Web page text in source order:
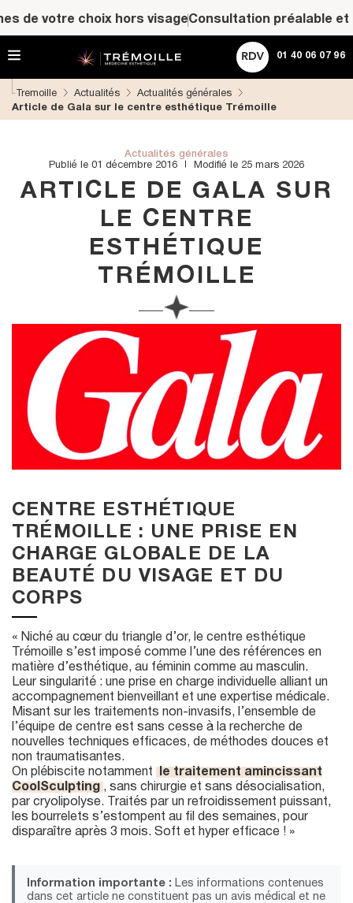
l
l
d
votre choix hors visageConsultation préalable et
01 40 06 07 96
ACHETER UNE CARTE CADEAU
Tremoille Actualités
Actualités générales
Article de Gala sur le centre esthétique Trémoille
ARTICLE DE GALA SUR
LE CENTRE
ESTHÉTIQUE
TRÉMOILLE
Publié le 01 décembre 2016 Modifié le 25 mars 2026
Actualités générales
CENTRE ESTHÉTIQUE
TRÉMOILLE : UNE PRISE EN
CHARGE GLOBALE DE LA
BEAUTÉ DU VISAGE ET DU
CORPS
« Niché au cœur du triangle d’or, le centre esthétique
Trémoille s’est imposé comme l’une des références en
matière d’esthétique, au féminin comme au masculin.
Leur singularité : une prise en charge individuelle alliant un
accompagnement bienveillant et une expertise médicale.
Misant sur les traitements non-invasifs, l’ensemble de
l’équipe de centre est sans cesse à la recherche de
nouvelles techniques efficaces, de méthodes douces et
non traumatisantes.
On plébiscite notamment
le traitement amincissant
CoolSculpting , sans chirurgie et sans désocialisation,
par cryolipolyse. Traités par un refroidissement puissant,
les bourrelets s’estompent au fil des semaines, pour
disparaître après 3 mois. Soft et hyper efficace ! »
Information importante : Les informations contenues
dans cet article ne constituent pas un avis médical et ne